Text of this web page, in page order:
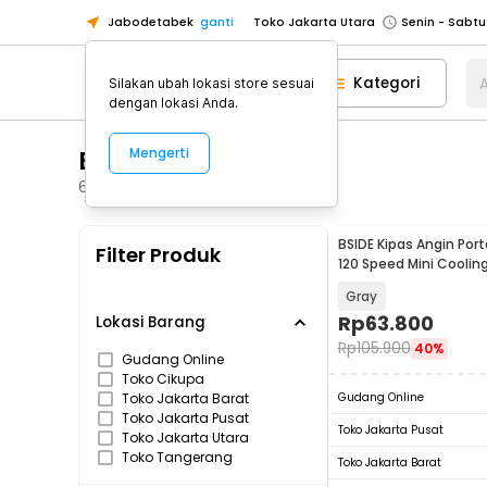
Jabodetabek ganti Toko Jakarta Utara
Toko Tangerang
Toko Cikupa
Pick n Go Jakarta Barat
Senin -
Toko Jakarta Barat
Senin -
Toko Tangerang
Kategori
BSIDE
6
Filter Produk
Lokasi Barang
Gudang Online
Toko Cikupa
Toko Jakarta Barat
Toko Jakarta Pusat
Toko Jakarta Utara
Toko Tangerang
BSIDE Kipas Angin
120 Speed Mini
Gray
Rp63.800
Rp105.900 40%
Gudang Online
Toko Jakarta Pusat
Toko Jakarta Barat
Silakan ubah lokasi store sesuai
dengan lokasi Anda.
Mengerti